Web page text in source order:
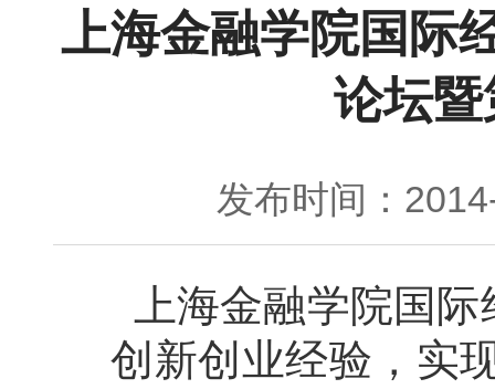
上海金融学院国际
论坛
发布时间：
上海金融学院国际
创新创业经验，实